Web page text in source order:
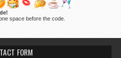
space before the code.
FORM